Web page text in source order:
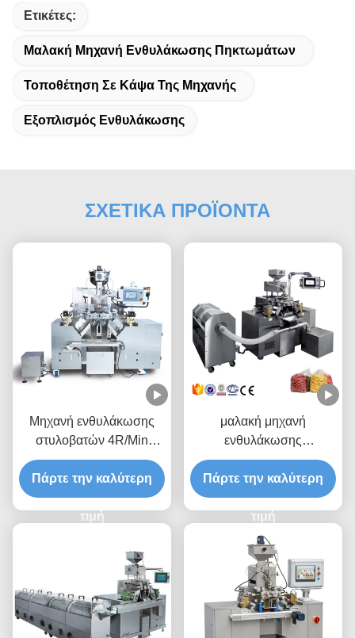
Ετικέτες:
Μαλακή Μηχανή Ενθυλάκωσης Πηκτωμάτων
Τοποθέτηση Σε Κάψα Της Μηχανής
Εξοπλισμός Ενθυλάκωσης
ΣΧΕΤΙΚΑ ΠΡΟΪΟΝΤΑ
Μηχανή ενθυλάκωσης
στυλοβατών 4R/Min
Softgel της κκπ 8
Πάρτε την καλύτερη
τιμή
μαλακή μηχανή
ενθυλάκωσης
πηκτωμάτων 1ml 7rpm
Paintball
Πάρτε την καλύτερη
τιμή